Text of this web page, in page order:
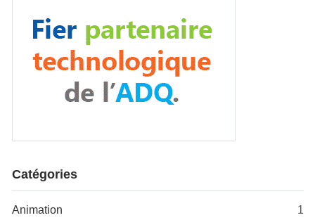
Catégories
Animation
1